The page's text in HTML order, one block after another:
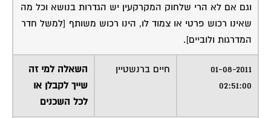
שאינו רכוש פרטי או צמוד לו, הינו רכוש משותף [למשל חדר
המדרגות ולוביים].
01-08-2011
02:51:00
חיים ברנשטיין
השאלה למי זה
שייך לקבלן או
לכל השכנים